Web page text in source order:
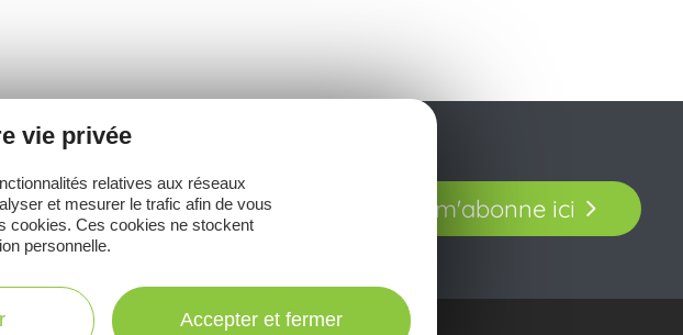
mensuelle et laissez-vous
de votre séjour en Aveyron.
Je m'abonne ici
vie privée
relatives aux réseaux
et mesurer le trafic afin de vous
cookies. Ces cookies ne stockent
personnelle.
Accepter et fermer